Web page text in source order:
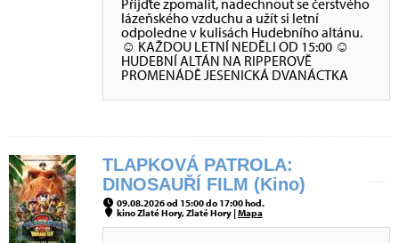
Přijďte zpomalit, nadechnout se čerstvého
lázeňského vzduchu a užít si letní
odpoledne v kulisách Hudebního altánu.
☺ KAŽDOU LETNÍ NEDĚLI OD 15:00 ☺
HUDEBNÍ ALTÁN NA RIPPEROVĚ
PROMENÁDĚ JESENICKÁ DVANÁCTKA
TLAPKOVÁ PATROLA:
DINOSAUŘÍ FILM (Kino)
09.08.2026 od 15:00 do 17:00 hod.
kino Zlaté Hory, Zlaté Hory |Mapa